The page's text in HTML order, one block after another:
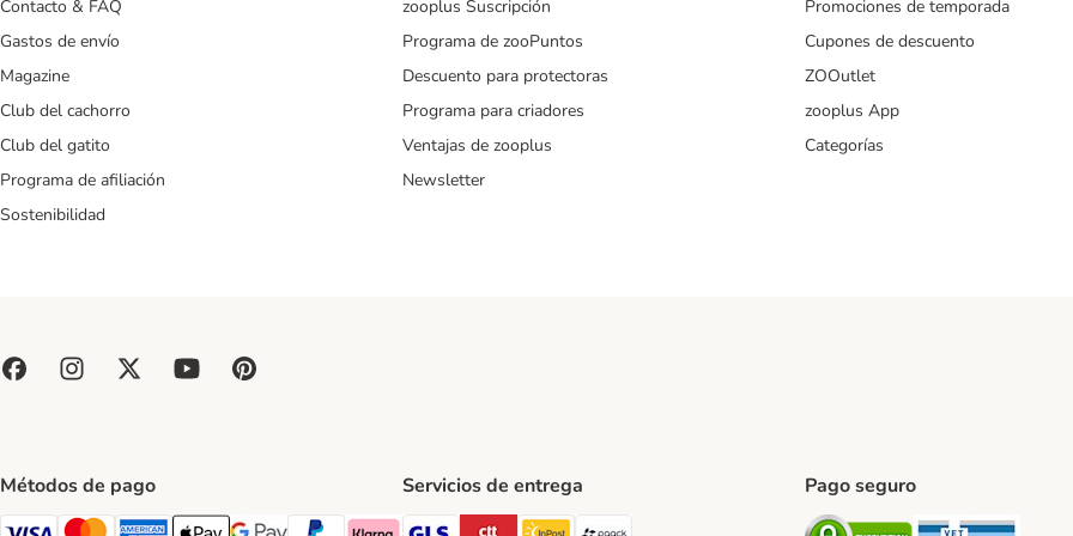
Contacto & FAQ
Gastos de envío
Magazine
Club del cachorro
Club del gatito
Programa de afiliación
Sostenibilidad
zooplus Suscripción
Programa de zooPuntos
Descuento para protectoras
Programa para criadores
Ventajas de zooplus
Newsletter
Promociones de temporada
Cupones de descuento
ZOOutlet
zooplus App
Categorías
Métodos de pago Servicios de entrega
GLS Shipping Method
CTTExpress Shipping Method
InPost Shipping Method
paack Shipping Method
Pago seguro
Security